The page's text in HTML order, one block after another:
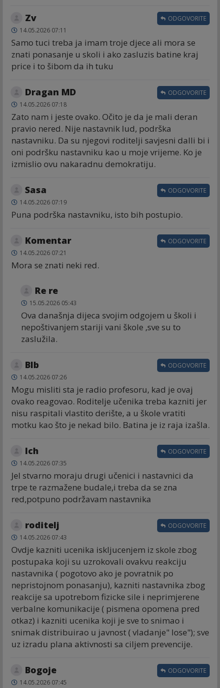
Zv
14.05.2026 07:11
Samo tuci treba ja imam troje djece ali mora se
znati ponasanje u skoli i ako zasluzis batine kraj
price i to šibom da ih tuku
ODGOVORITE
Dragan MD
14.05.2026 07:18
Zato nam i jeste ovako. Očito je da je mali deran
pravio nered. Nije nastavnik lud, podrška
nastavniku. Da su njegovi roditelji savjesni dalli bi i
oni podršku nastavniku kao u moje vrijeme. Ko je
izmislio ovu nakaradnu demokratiju.
ODGOVORITE
Sasa
14.05.2026 07:19
Puna podrška nastavniku, isto bih postupio.
ODGOVORITE
Komentar
14.05.2026 07:21
Mora se znati neki red.
ODGOVORITE
Re re
15.05.2026 05:43
Ova današnja dijeca svojim odgojem u školi i
nepoštivanjem stariji vani škole ,sve su to
zaslužila.
Blb
14.05.2026 07:26
Mogu misliti sta je radio profesoru, kad je ovaj
ovako reagovao. Roditelje učenika treba kazniti jer
nisu raspitali vlastito derište, a u škole vratiti
motku kao što je nekad bilo. Batina je iz raja izašla.
ODGOVORITE
Ich
14.05.2026 07:35
Jel stvarno moraju drugi učenici i nastavnici da
trpe te razmažene budale,i treba da se zna
red,potpuno podržavam nastavnika
ODGOVORITE
roditelj
14.05.2026 07:43
Ovdje kazniti ucenika iskljucenjem iz skole zbog
postupaka koji su uzrokovali ovakvu reakciju
nastavnika ( pogotovo ako je povratnik po
nepristojnom ponasanju), kazniti nastavnika zbog
reakcije sa upotrebom fizicke sile i neprimjerene
verbalne komunikacije ( pismena opomena pred
otkaz) i kazniti ucenika koji je sve to snimao i
snimak distribuirao u javnost ( vladanje" lose"); sve
uz izradu plana aktivnosti sa ciljem prevencije.
ODGOVORITE
Bogoje
14.05.2026 07:45
ODGOVORITE